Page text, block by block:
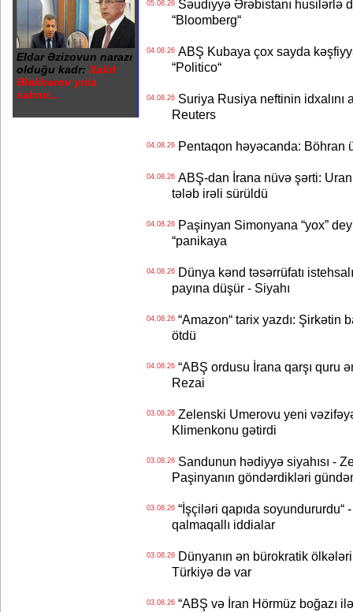
Eldar Əzizovun narazı
olduğu kadr: Xalid
Ələkbərov yola
salınır...
05.08.26Səudiyyə Ərəbistanı husilərlə
“Bloomberg“
04.08.26ABŞ Kubaya çox sayda
“Politico“
04.08.26Suriya Rusiya neftinin idxalını
Reuters
04.08.26Pentaqon həyəcanda: Böhran
04.08.26ABŞ-dan İrana nüvə şərti: Uran
tələb irəli sürüldü
04.08.26Paşinyan Simonyana “yox”
“panikaya
04.08.26Dünya kənd təsərrüfatı
payına düşür - Siyahı
04.08.26“Amazon“ tarix yazdı: Şirkətin
ötdü
04.08.26“ABŞ ordusu İrana qarşı quru
Rezai
03.08.26Zelenski Umerovu yeni
Klimenkonu gətirdi
03.08.26Sandunun hədiyyə siyahısı -
Paşinyanın göndərdikləri
03.08.26“İşçiləri qapıda soyundururdu“
qalmaqallı iddialar
03.08.26Dünyanın ən bürokratik ölkələri
Türkiyə də var
03.08.26“ABŞ və İran Hörmüz boğazı ilə